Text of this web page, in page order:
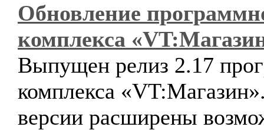
Обновление
комплекса
Выпущен релиз 2.17
комплекса
версии расширены